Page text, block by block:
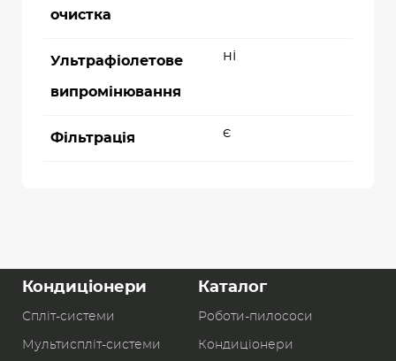
очистка
Ультрафіолетове
випромінювання
ні
Фільтрація є
Кондиціонери
Спліт-системи
Мультиспліт-системи
Каталог
Роботи-пилоcоси
Кондиціонери